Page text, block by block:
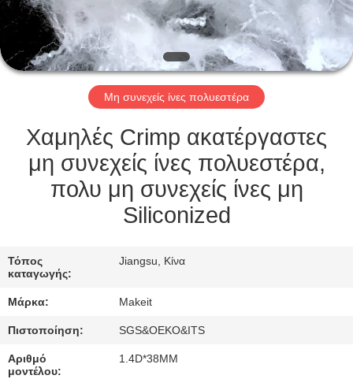
ΈΛΕΓΧΟΣ
ΜΑΣ
ΕΛΆΤΕ
ΕΠΑΦΉ
ΜΕ
ΠΕΡΙΠΤΏΣΕΙΣ
ΖΗΤΉΣΤΕ
ΈΝΑ
ΑΠΌΣΠΑΣΜΑ
Μη συνεχείς ίνες πολυεστέρα
Χαμηλές Crimp ακατέργαστες
μη συνεχείς ίνες πολυεστέρα,
πολυ μη συνεχείς ίνες μη
Siliconized
Τόπος
καταγωγής:
Jiangsu, Κίνα
Μάρκα: Makeit
Πιστοποίηση: SGS&OEKO&ITS
Αριθμό
μοντέλου:
1.4D*38MM